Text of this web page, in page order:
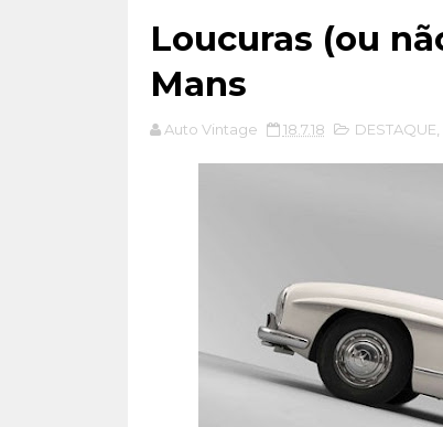
Loucuras (ou
Mans
Auto Vintage 18.7.18 DESTAQUE